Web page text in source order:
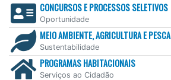
CONCURSOS E PROCESSOS SELETIVOS
Oportunidade
MEIO AMBIENTE, AGRICULTURA E PESCA
Sustentabilidade
PROGRAMAS HABITACIONAIS
Serviços ao Cidadão